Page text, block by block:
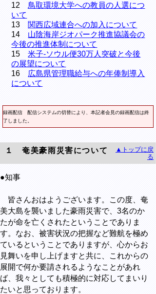
12 鳥取環境大学への教員の人選につ
いて
13 関西広域連合への加入について
14 山陰海岸ジオパーク推進協議会の
今後の推進体制について
15米子-ソウル便30万人突破と今後
の展望について
16 広島県管理職給与への年俸制導入
について
録画配信 配信システムの切替により、本記者会見の録画配信は終
了しました。
１ 奄美豪雨災害について
▲トップに戻
る
●知事
皆さんおはようございます。この度、奄
美大島を襲いました豪雨災害で、3名のか
たが命を亡くされたということでありま
す。なお、被害状況の把握など難航を極め
ているということでありますが、心からお
見舞いを申し上げますと共に、これからの
展開で何か要請されるようなことがあれ
ば、我々としても積極的に対応してまいり
たいと思っております。